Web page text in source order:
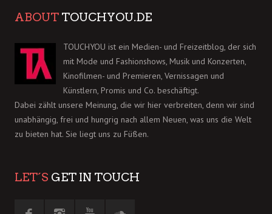
ABOUT TOUCHYOU.DE
TOUCHYOU ist ein Medien- und Freizeitblog, der sich
mit Mode und Fashionshows, Musik und Konzerten,
Kinofilmen- und Premieren, Vernissagen und
Künstlern, Promis und Co. beschäftigt.
Dabei zählt unsere Meinung, die wir hier verbreiten, denn wir sind
unabhängig, frei und hungrig nach allem Neuen, was uns die Welt
zu bieten hat. Sie liegt uns zu Füßen.
LET´S GET IN TOUCH